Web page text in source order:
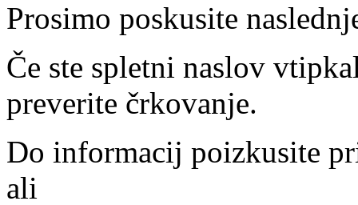
Prosimo poskusite
Če ste spletni naslov
preverite črkovanje.
Do informacij poizkusite
ali